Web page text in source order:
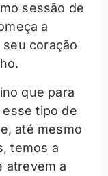
sessão de
a
coração
que para
tipo de
até mesmo
temos a
atrevem a